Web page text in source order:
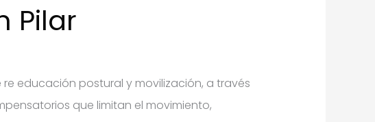
Pilar
educación postural y movilización, a través
que limitan el movimiento,